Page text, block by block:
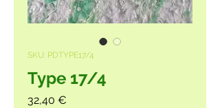
SKU: PDTYPE17/4
Type 17/4
32,40 €